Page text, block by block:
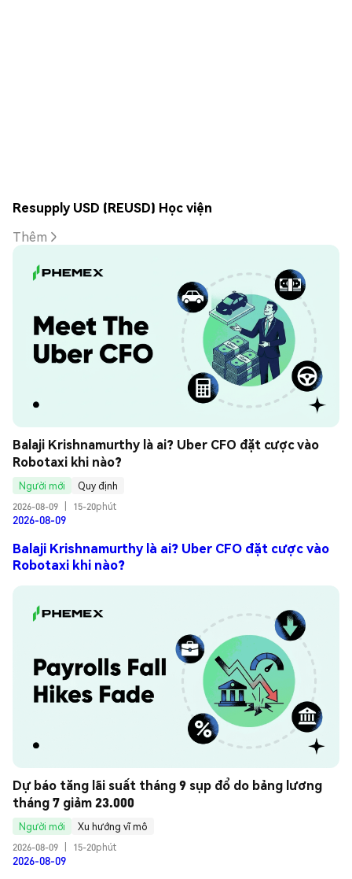
Resupply USD (REUSD) Học viện
Thêm
Balaji Krishnamurthy là ai? Uber CFO đặt cược vào
Robotaxi khi nào?
Người mới
Quy định
2026-08-09
15-20phút
2026-08-09
Balaji Krishnamurthy là ai? Uber CFO đặt cược vào
Robotaxi khi nào?
Dự báo tăng lãi suất tháng 9 sụp đổ do bảng lương
tháng 7 giảm 23.000
Người mới
Xu hướng vĩ mô
2026-08-09
15-20phút
2026-08-09